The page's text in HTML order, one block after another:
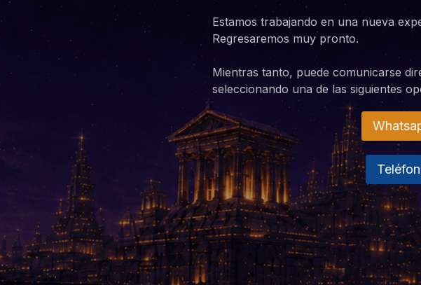
Estamos trabajando en una nueva
Regresaremos muy pronto.
Mientras tanto, puede comunicarse
seleccionando una de las siguientes